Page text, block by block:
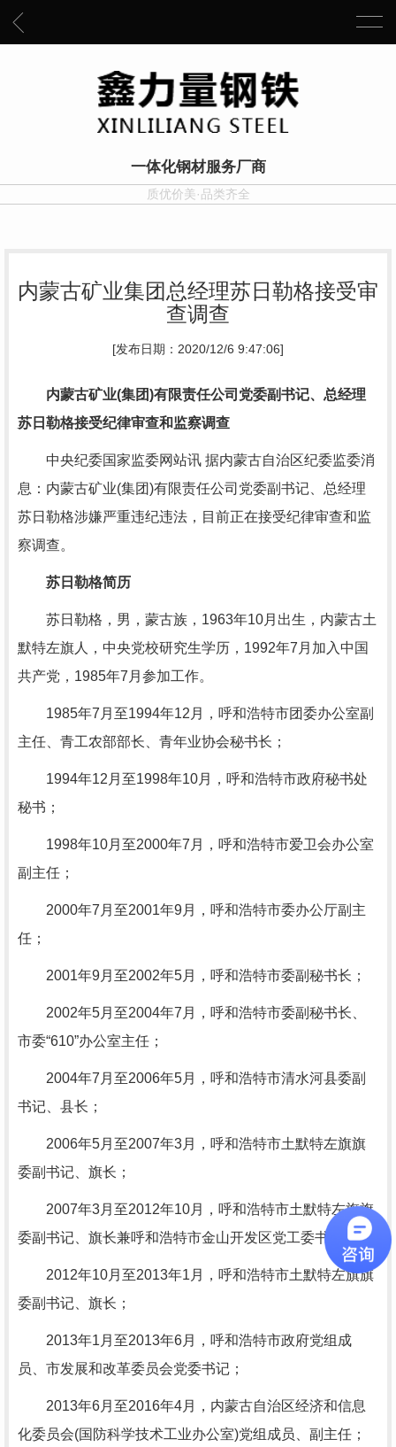
一体化钢材服务厂商
质优价美·品类齐全
内蒙古矿业集团总经理苏日勒格接受审
查调查
[发布日期：2020/12/6 9:47:06]
内蒙古矿业(集团)有限责任公司党委副书记、总经理
苏日勒格接受纪律审查和监察调查
中央纪委国家监委网站讯 据内蒙古自治区纪委监委消
息：内蒙古矿业(集团)有限责任公司党委副书记、总经理
苏日勒格涉嫌严重违纪违法，目前正在接受纪律审查和监
察调查。
苏日勒格简历
苏日勒格，男，蒙古族，1963年10月出生，内蒙古土
默特左旗人，中央党校研究生学历，1992年7月加入中国
共产党，1985年7月参加工作。
1985年7月至1994年12月，呼和浩特市团委办公室副
主任、青工农部部长、青年业协会秘书长；
1994年12月至1998年10月，呼和浩特市政府秘书处
秘书；
1998年10月至2000年7月，呼和浩特市爱卫会办公室
副主任；
2000年7月至2001年9月，呼和浩特市委办公厅副主
任；
2001年9月至2002年5月，呼和浩特市委副秘书长；
2002年5月至2004年7月，呼和浩特市委副秘书长、
市委“610”办公室主任；
2004年7月至2006年5月，呼和浩特市清水河县委副
书记、县长；
2006年5月至2007年3月，呼和浩特市土默特左旗旗
委副书记、旗长；
2007年3月至2012年10月，呼和浩特市土默特左旗旗
委副书记、旗长兼呼和浩特市金山开发区党工委书记；
2012年10月至2013年1月，呼和浩特市土默特左旗旗
委副书记、旗长；
2013年1月至2013年6月，呼和浩特市政府党组成
员、市发展和改革委员会党委书记；
2013年6月至2016年4月，内蒙古自治区经济和信息
化委员会(国防科学技术工业办公室)党组成员、副主任；